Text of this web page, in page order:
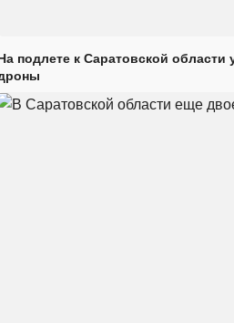
подлете к Саратовской области